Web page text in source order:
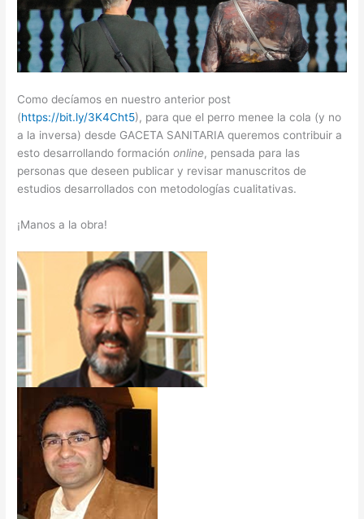
Como decíamos en nuestro anterior post
(https://bit.ly/3K4Cht5), para que el perro menee la cola (y no
a la inversa) desde GACETA SANITARIA queremos contribuir a
esto desarrollando formaciónonline, pensada para las
personas que deseen publicar y revisar manuscritos de
estudios desarrollados con metodologías cualitativas.
¡Manos a la obra!